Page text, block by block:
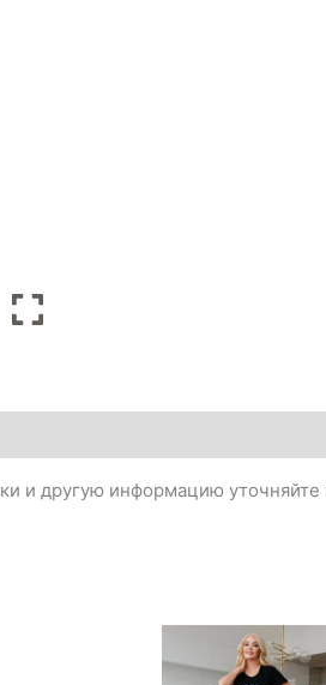
и другую информацию уточняйте